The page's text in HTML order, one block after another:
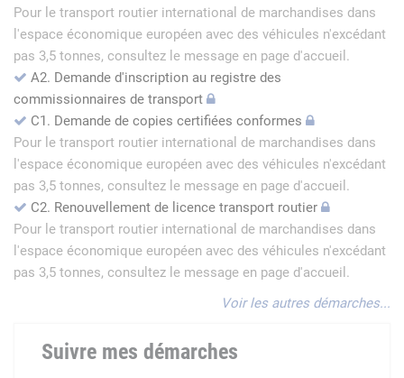
Pour le transport routier international de marchandises dans
l'espace économique européen avec des véhicules n'excédant
pas 3,5 tonnes, consultez le message en page d'accueil.
A2. Demande d'inscription au registre des
commissionnaires de transport
C1. Demande de copies certifiées conformes
Pour le transport routier international de marchandises dans
l'espace économique européen avec des véhicules n'excédant
pas 3,5 tonnes, consultez le message en page d'accueil.
C2. Renouvellement de licence transport routier
Pour le transport routier international de marchandises dans
l'espace économique européen avec des véhicules n'excédant
pas 3,5 tonnes, consultez le message en page d'accueil.
Voir les autres démarches...
Suivre mes démarches